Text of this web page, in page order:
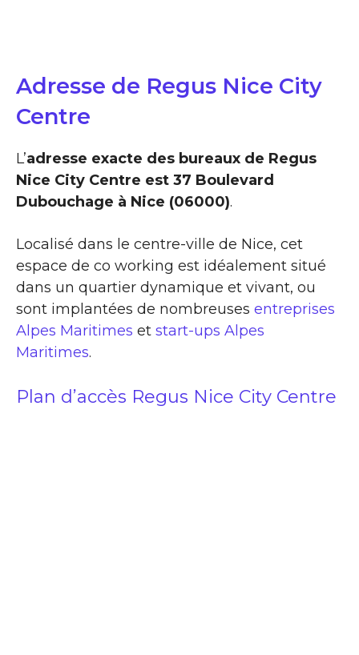
Adresse de Regus Nice City
Centre
L’adresse exacte des bureaux de Regus
Nice City Centre est 37 Boulevard
Dubouchage à Nice (06000).
Localisé dans le centre-ville de Nice, cet
espace de co working est idéalement situé
dans un quartier dynamique et vivant, ou
sont implantées de nombreuses entreprises
Alpes Maritimes et start-ups Alpes
Maritimes.
Plan d’accès Regus Nice City Centre